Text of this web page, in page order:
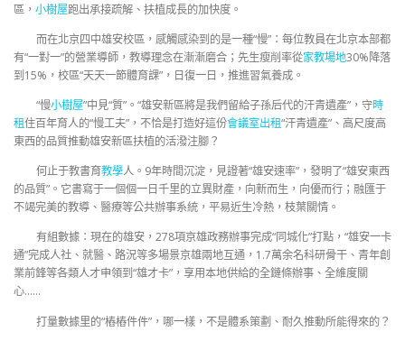
區， 小樹屋跑出承接疏解、扶植成長的加快度。
而在北京四中雄安校區，感觸感染到的是一種“慢”：每位教員在北京本部都
有“一對一”的營業導師，教導理念在漸漸磨合；先生瘦削率從家教場地30%降落
到15%，校區“天天一節體育課”，日復一日，推進習氣養成。
“慢小樹屋”中見“質”。“雄安新區將是我們留給子孫后代的汗青遺產”，守時
租住百年育人的“慢工夫”，不恰是打造好這份會議室出租“汗青遺產”、高尺度高
東西的品質推動雄安新區扶植的活潑注腳？
何止于教書育教學人。9年時間沉淀，見證著“雄安速率”，發明了“雄安東西
的品質”。它書寫于一個個一日千里的立異財產，向新而生，向優而行；融匯于
不竭完美的教導、醫療等公共辦事系統，平易近生冷熱，枝葉關情。
有組數據：現在的雄安，278項京雄政務辦事完成“同城化”打點，“雄安一卡
通”完成人社、就醫、路況等多場景京雄兩地互通，1.7萬余名科研骨干、青年創
業前鋒等各類人才申領到“雄才卡”，享用本地供給的全鏈條辦事、全維度關
心……
打量數據里的“樁樁件件”，哪一樣，不是體系策劃、耐久推動所能得來的？